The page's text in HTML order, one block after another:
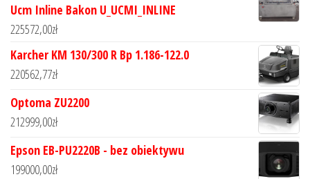
Ucm Inline Bakon U_UCMI_INLINE
225572,00zł
Karcher KM 130/300 R Bp 1.186-122.0
220562,77zł
Optoma ZU2200
212999,00zł
Epson EB-PU2220B - bez obiektywu
199000,00zł